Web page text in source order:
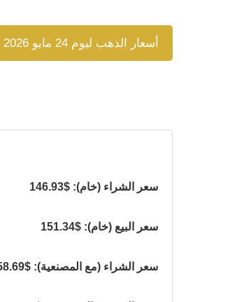
أسعار الذهب ليوم 24 مايو 2026
سعر الشراء (خام): $146.93
سعر البيع (خام): $151.34
سعر الشراء (مع المصنعية): $158.69